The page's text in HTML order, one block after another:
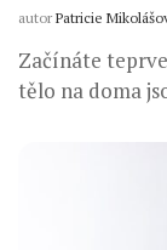
autor Patricie
Začínáte
tělo na doma